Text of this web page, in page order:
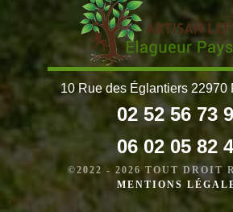
10 Rue des Églantiers 22970
02 52 56 73
06 02 05 82
©2022 - 2026 TOUT DROIT
MENTIONS